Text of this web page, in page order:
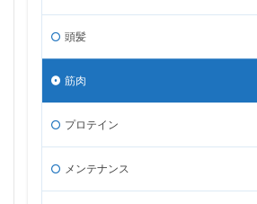
頭髪
筋肉
プロテイン
メンテナンス